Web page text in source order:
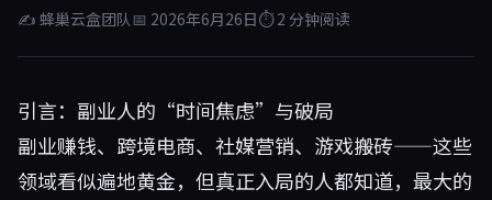
✍ 蜂巢云盒团队📅 2026年6月26日⏱ 2 分钟阅读
引言：副业人的“时间焦虑”与破局
副业赚钱、跨境电商、社媒营销、游戏搬砖——这些
领域看似遍地黄金，但真正入局的人都知道，最大的